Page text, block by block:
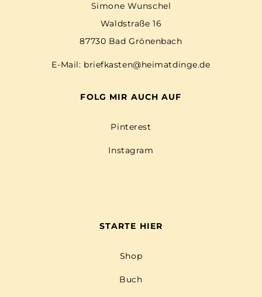
Simone Wunschel
Waldstraße 16
87730 Bad Grönenbach
E-Mail: briefkasten@heimatdinge.de
FOLG MIR AUCH AUF
Pinterest
Instagram
STARTE HIER
Shop
Buch